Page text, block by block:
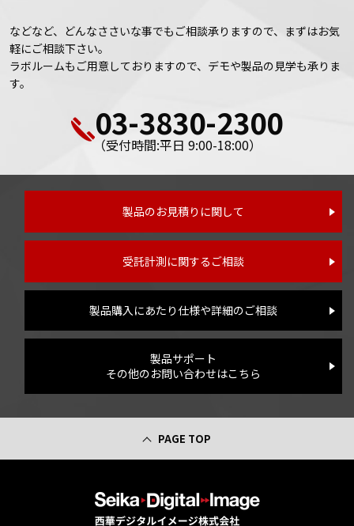
などなど、どんなささいな事でもご相談承りますので、まずはお気
軽にご相談下さい。
ラボルームもご用意しておりますので、デモや製品の見学も承りま
す。
03-3830-2300
（受付時間:平日 9:00-18:00）
製品のお見積りに関して
受託計測に関するご相談
製品購入にあたり仕様や詳細のご相談
製品サポート
その他のお問い合わせはこちら
PAGE TOP